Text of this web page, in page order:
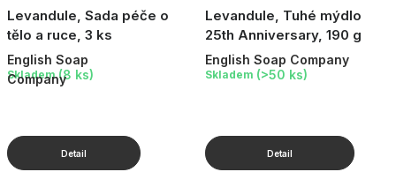
Levandule, Sada péče o
tělo a ruce, 3 ks
English Soap
Company
Skladem (8 ks)
Levandule, Tuhé mýdlo
25th Anniversary, 190 g
English Soap Company
Skladem (>50 ks)